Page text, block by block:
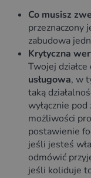
Co musisz
przeznaczony
zabudowa
Krytyczna
Twojej
usługowa, w
taką
wyłącznie
możliwości
postawienie
jeśli jesteś
odmówić
jeśli koliduje